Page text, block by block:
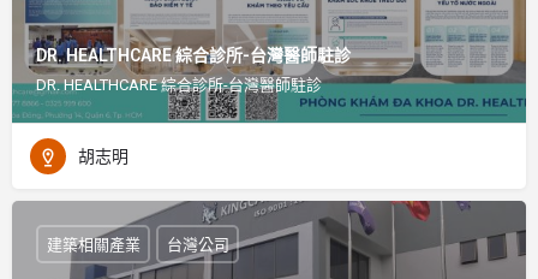
DR. HEALTHCARE 綜合診所-台灣醫師駐診
DR. HEALTHCARE 綜合診所-台灣醫師駐診
胡志明
建築相關產業 台灣公司